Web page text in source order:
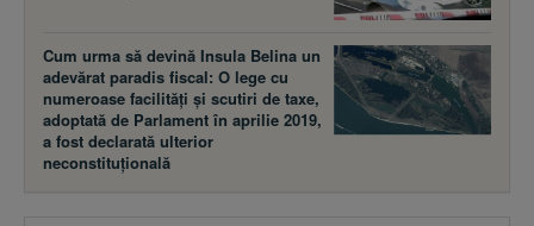
Cum urma să devină Insula Belina un
adevărat paradis fiscal: O lege cu
numeroase facilităţi şi scutiri de taxe,
adoptată de Parlament în aprilie 2019,
a fost declarată ulterior
neconstituţională